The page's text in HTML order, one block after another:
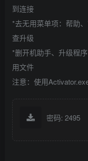
到连接
*去无用菜单项：帮助
查升级
*删开机助手、升级程
用文件
注意：使用
密码: 2495